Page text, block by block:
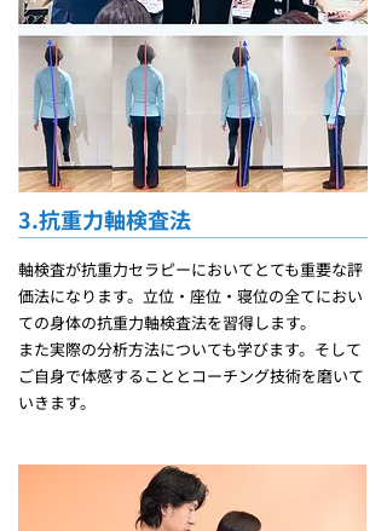
3.抗重力軸検査法
軸検査が抗重力セラピーにおいてとても重要な評
価法になります。立位・座位・寝位の全てにおい
ての身体の抗重力軸検査法を習得します。
また実際の分析方法についても学びます。そして
ご自身で体感することとコーチング技術を磨いて
いきます。